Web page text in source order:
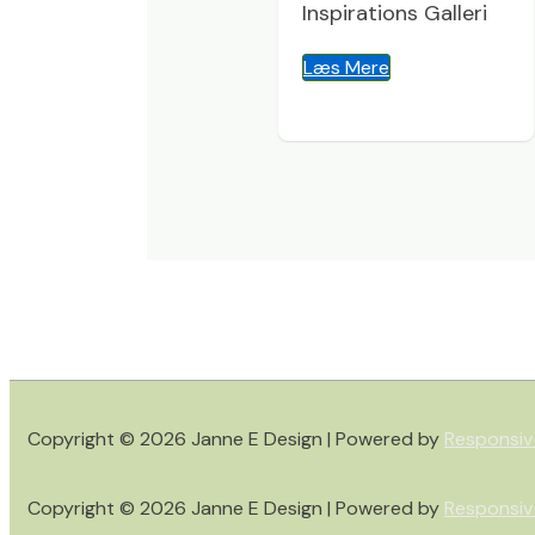
Inspirations Galleri
Læs Mere
Copyright © 2026 Janne E Design | Powered by
Copyright © 2026 Janne E Design | Powered by